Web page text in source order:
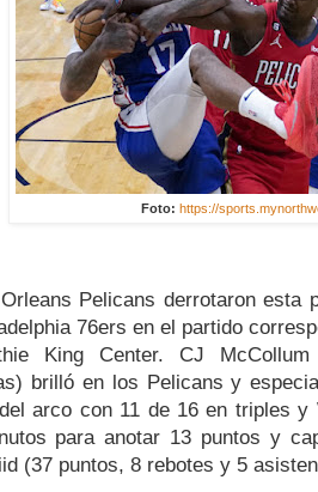
Foto: https://
Pelicans derrotaron esta
76ers en el partido
King Center. CJ
brilló en los Pelicans y
arco con 11 de 16 en triples y
para anotar 13 puntos y
(37 puntos, 8 rebotes y 5